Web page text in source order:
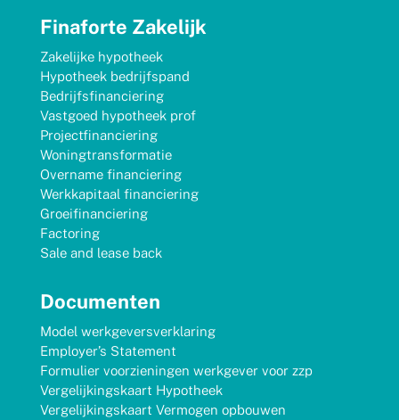
Finaforte Zakelijk
Zakelijke hypotheek
Hypotheek bedrijfspand
Bedrijfsfinanciering
Vastgoed hypotheek prof
Projectfinanciering
Woningtransformatie
Overname financiering
Werkkapitaal financiering
Groeifinanciering
Factoring
Sale and lease back
Documenten
Model werkgeversverklaring
Employer’s Statement
Formulier voorzieningen werkgever voor zzp
Vergelijkingskaart Hypotheek
Vergelijkingskaart Vermogen opbouwen